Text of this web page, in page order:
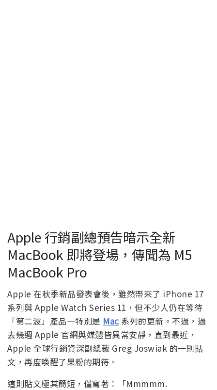
Apple 行銷副總預告暗示全新
MacBook 即將登場，傳聞為 M5
MacBook Pro
Apple 在秋季新品發表會後，雖然帶來了 iPhone 17
系列與 Apple Watch Series 11，但不少人仍在等待
「第二波」產品—特別是 Mac 系列的更新。不過，過
去幾週 Apple 官網與媒體皆異常安靜，直到最近，
Apple 全球行銷資深副總裁 Greg Joswiak 的一則貼
文，再度喚醒了果粉的期待。
這則貼文極其簡短，僅寫著：「Mmmmm.